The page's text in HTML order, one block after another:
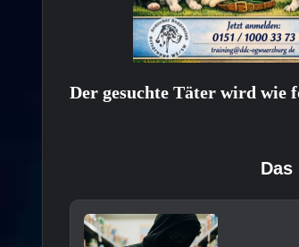
Der gesuchte Täter wird wie